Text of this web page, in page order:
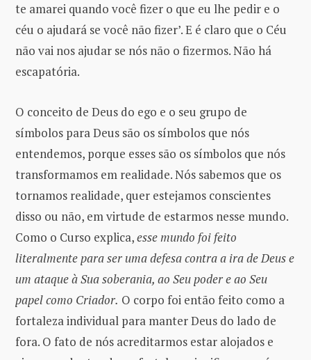
te amarei quando você fizer o que eu lhe pedir e o
céu o ajudará se você não fizer’. E é claro que o Céu
não vai nos ajudar se nós não o fizermos. Não há
escapatória.
O conceito de Deus do ego e o seu grupo de
símbolos para Deus são os símbolos que nós
entendemos, porque esses são os símbolos que nós
transformamos em realidade. Nós sabemos que os
tornamos realidade, quer estejamos conscientes
disso ou não, em virtude de estarmos nesse mundo.
Como o Curso explica,esse mundo foi feito
literalmente para ser uma defesa contra a ira de Deus e
um ataque à Sua soberania, ao Seu poder e ao Seu
papel como Criador. O corpo foi então feito como a
fortaleza individual para manter Deus do lado de
fora. O fato de nós acreditarmos estar alojados e